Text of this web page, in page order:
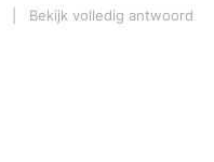
Bekijk volledig antwoord